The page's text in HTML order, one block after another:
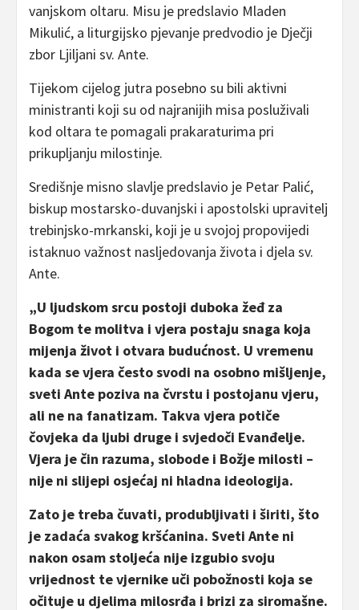
vanjskom oltaru. Misu je predslavio Mladen
Mikulić, a liturgijsko pjevanje predvodio je Dječji
zbor Ljiljani sv. Ante.
Tijekom cijelog jutra posebno su bili aktivni
ministranti koji su od najranijih misa posluživali
kod oltara te pomagali prakaraturima pri
prikupljanju milostinje.
Središnje misno slavlje predslavio je Petar Palić,
biskup mostarsko-duvanjski i apostolski upravitelj
trebinjsko-mrkanski, koji je u svojoj propovijedi
istaknuo važnost nasljedovanja života i djela sv.
Ante.
„U ljudskom srcu postoji duboka žeđ za
Bogom te molitva i vjera postaju snaga koja
mijenja život i otvara budućnost. U vremenu
kada se vjera često svodi na osobno mišljenje,
sveti Ante poziva na čvrstu i postojanu vjeru,
ali ne na fanatizam. Takva vjera potiče
čovjeka da ljubi druge i svjedoči Evanđelje.
Vjera je čin razuma, slobode i Božje milosti –
nije ni slijepi osjećaj ni hladna ideologija.
Zato je treba čuvati, produbljivati i širiti, što
je zadaća svakog kršćanina. Sveti Ante ni
nakon osam stoljeća nije izgubio svoju
vrijednost te vjernike uči pobožnosti koja se
očituje u djelima milosrđa i brizi za siromašne.